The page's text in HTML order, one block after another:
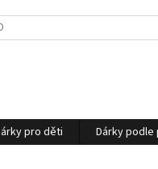
ÚDAJŮ
pro děti Dárky